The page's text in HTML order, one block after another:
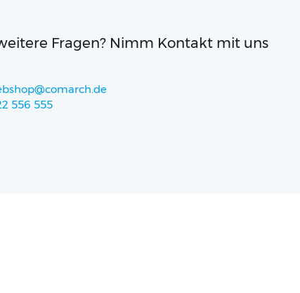
Fragen? Nimm Kontakt mit uns
556 555